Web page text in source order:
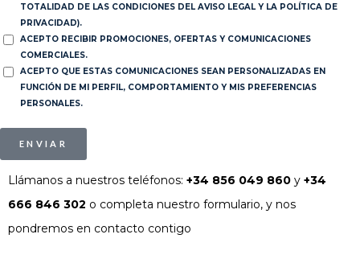
TOTALIDAD DE LAS CONDICIONES DEL AVISO LEGAL Y LA POLÍTICA DE
PRIVACIDAD).
ACEPTO RECIBIR PROMOCIONES, OFERTAS Y COMUNICACIONES
COMERCIALES.
ACEPTO QUE ESTAS COMUNICACIONES SEAN PERSONALIZADAS EN
FUNCIÓN DE MI PERFIL, COMPORTAMIENTO Y MIS PREFERENCIAS
PERSONALES.
ENVIAR
Llámanos a nuestros teléfonos: +34 856 049 860 y +34
666 846 302 o completa nuestro formulario, y nos
pondremos en contacto contigo